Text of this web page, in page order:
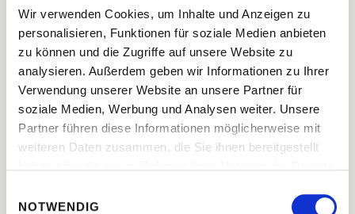
Wir verwenden Cookies, um Inhalte und Anzeigen zu
personalisieren, Funktionen für soziale Medien anbieten
zu können und die Zugriffe auf unsere Website zu
analysieren. Außerdem geben wir Informationen zu Ihrer
Verwendung unserer Website an unsere Partner für
soziale Medien, Werbung und Analysen weiter. Unsere
Partner führen diese Informationen möglicherweise mit
weiteren Daten zusammen, die Sie ihnen bereitgestellt
NOTWENDIG